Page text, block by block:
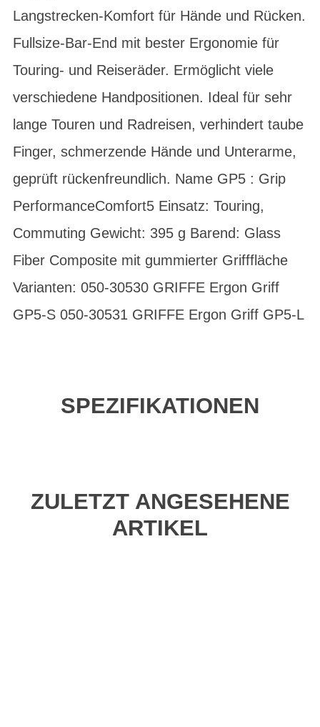
Langstrecken-Komfort für Hände und Rücken.
Fullsize-Bar-End mit bester Ergonomie für
Touring- und Reiseräder. Ermöglicht viele
verschiedene Handpositionen. Ideal für sehr
lange Touren und Radreisen, verhindert taube
Finger, schmerzende Hände und Unterarme,
geprüft rückenfreundlich. Name GP5 : Grip
PerformanceComfort5 Einsatz: Touring,
Commuting Gewicht: 395 g Barend: Glass
Fiber Composite mit gummierter Grifffläche
Varianten: 050-30530 GRIFFE Ergon Griff
GP5-S 050-30531 GRIFFE Ergon Griff GP5-L
SPEZIFIKATIONEN
ZULETZT ANGESEHENE
ARTIKEL